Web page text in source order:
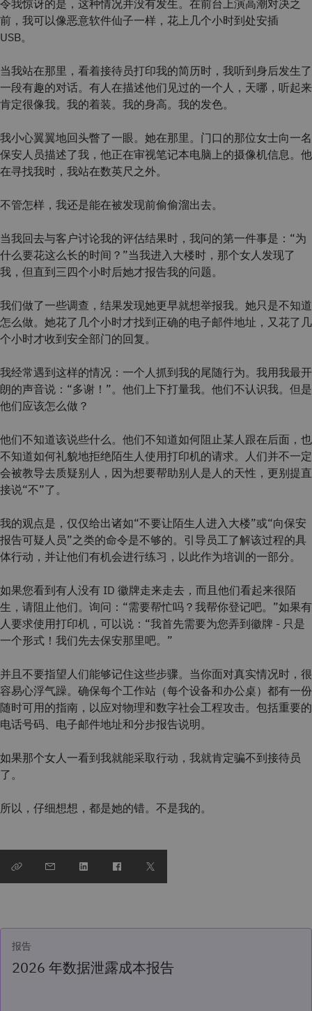
令我惊讶的是，这种情况并没有发生。在前台上演高潮对决之
前，我可以像恶意软件仙子一样，花上几个小时到处安插
USB。
当我站在那里，看着接待员打印我的简历时，我听到身后发生了
一段有趣的对话。有人在描述他们见过的一个人，天哪，听起来
肯定很像我。我的着装。我的身高。我的发色。
我小心翼翼地回头瞥了一眼。她在那里。门口的那位女士向一名
保安人员描述了我，他正在审视笔记本电脑上的摄像机信息。他
在寻找我时，我站在数英尺之外。
不管怎样，我还是能在被发现前偷偷溜出去。
当我回去与客户讨论我的评估结果时，我问的第一件事是：“为
什么要花这么长的时间？”当我进入大楼时，那个女人发现了
我，但直到三四个小时后她才报告我的问题。
我们做了一些调查，结果发现她更早就想举报我。她只是不知道
怎么做。她花了几个小时才找到正确的电子邮件地址，又花了几
个小时才收到安全部门的回复。
我经常遇到这样的情况：一个人抓到我的尾随行为。我用我最开
朗的声音说：“多谢！”。他们上下打量我。他们不认识我。但是
他们应该怎么做？
他们不知道该说些什么。他们不知道如何阻止某人跟在后面，也
不知道如何礼貌地拒绝陌生人使用打印机的请求。人们并不一定
会被教导去质疑别人，因为想要帮助别人是人的天性，更别提直
接说“不”了。
我的观点是，仅仅给出诸如“不要让陌生人进入大楼”或“向保安
报告可疑人员”之类的命令是不够的。引导员工了解该过程的具
体行动，并让他们有机会进行练习，以此作为培训的一部分。
如果您看到有人没有 ID 徽牌走来走去，而且他们看起来很陌
生，请阻止他们。询问：“需要帮忙吗？我帮你登记吧。”如果有
人要求使用打印机，可以说：“我首先需要为您弄到徽牌 - 只是
一个形式！我们先去保安那里吧。”
并且不要指望人们能够记住这些步骤。当你面对真实情况时，很
容易心浮气躁。确保每个工作站（每个设备和办公桌）都有一份
随时可用的指南，以应对物理和数字社会工程攻击。包括重要的
电话号码、电子邮件地址和分步报告说明。
如果那个女人一看到我就能采取行动，我就肯定骗不到接待员
了。
所以，仔细想想，都是她的错。不是我的。
报告
2026 年数据泄露成本报告